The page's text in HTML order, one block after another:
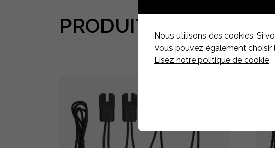
PRODUITSNous utilisons des cookies. Si
Vous pouvez également choisir
Lisez notre politique de cookie